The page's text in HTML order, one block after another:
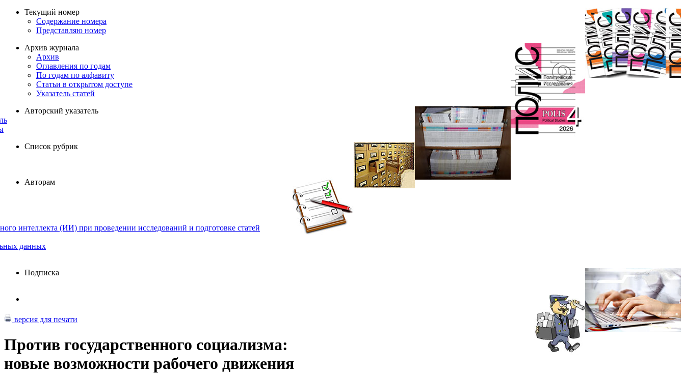
Текущий номер
Содержание номера
Представляю номер
Архив журнала
Архив
Оглавления по годам
По годам по алфавиту
Статьи в открытом доступе
Указатель статей
Авторский указатель
Список рубрик
Авторам
интеллекта (ИИ) при проведении исследований и подготовке статей
данных
Подписка
версия для печати
Против государственного социализма:
новые возможности рабочего движения